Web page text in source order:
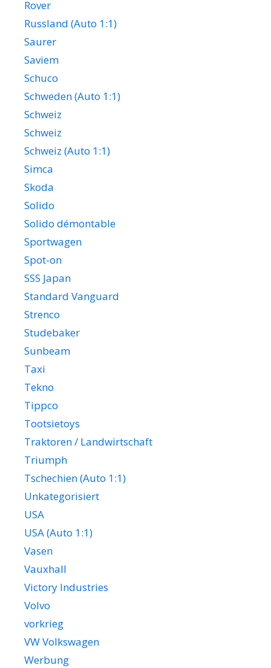
Rover
Russland (Auto 1:1)
Saurer
Saviem
Schuco
Schweden (Auto 1:1)
Schweiz
Schweiz
Schweiz (Auto 1:1)
Simca
Skoda
Solido
Solido démontable
Sportwagen
Spot-on
SSS Japan
Standard Vanguard
Strenco
Studebaker
Sunbeam
Taxi
Tekno
Tippco
Tootsietoys
Traktoren / Landwirtschaft
Triumph
Tschechien (Auto 1:1)
Unkategorisiert
USA
USA (Auto 1:1)
Vasen
Vauxhall
Victory Industries
Volvo
vorkrieg
VW Volkswagen
Werbung